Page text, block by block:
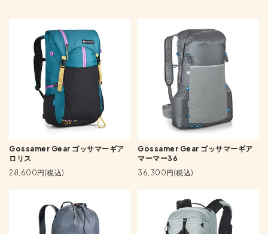
Gossamer Gear ゴッサマーギア
ロリス
28,600円(税込)
Gossamer Gear ゴッサマーギア
マーマー36
36,300円(税込)